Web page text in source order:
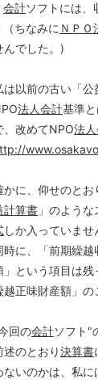
会計ソフトには、
（ちなみに ＮＰＯ
んでした。)
は以前の古い「公
法人会計基準
、改めてNPO法人
かに、仰せのとお
計算書 」のよう
しか入っていませ
時に、「前期繰
」という項目は
越正味財産額」の
回の会計ソフト"
述のとおり決算書
ないのかは、私に